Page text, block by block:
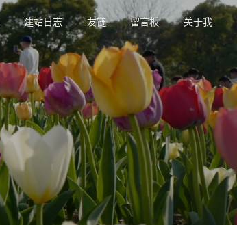
建站日志 友链 留言板 关于我